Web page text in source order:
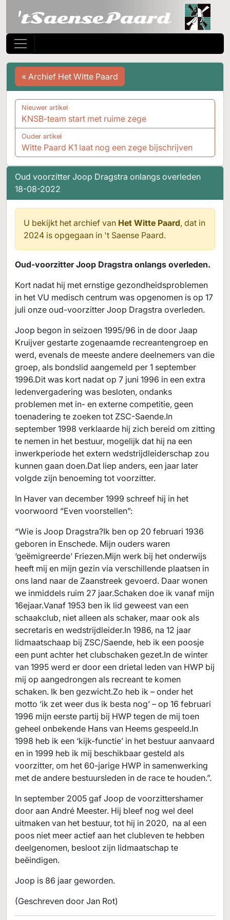
Oud voorzitter Joop Dragstra onlangs overleden
18-08-2022
U bekijkt het archief van Het Witte Paard, dat in
2024 is opgegaan in 't Saense Paard.
Oud-voorzitter Joop Dragstra onlangs overleden.
Kort nadat hij met ernstige gezondheidsproblemen
in het VU medisch centrum was opgenomen is op 17
juli onze oud-voorzitter Joop Dragstra overleden.
Joop begon in seizoen 1995/96 in de door Jaap
Kruijver gestarte zogenaamde recreantengroep en
werd, evenals de meeste andere deelnemers van die
groep, als bondslid aangemeld per 1 september
1996.Dit was kort nadat op 7 juni 1996 in een extra
ledenvergadering was besloten, ondanks
problemen met in- en externe competitie, geen
toenadering te zoeken tot ZSC-Saende.In
september 1998 verklaarde hij zich bereid om zitting
te nemen in het bestuur, mogelijk dat hij na een
inwerkperiode het extern wedstrijdleiderschap zou
kunnen gaan doen.Dat liep anders, een jaar later
volgde zijn benoeming tot voorzitter.
In Haver van december 1999 schreef hij in het
voorwoord “Even voorstellen”:
“Wie is Joop Dragstra?Ik ben op 20 februari 1936
geboren in Enschede. Mijn ouders waren
‘geëmigreerde’ Friezen.Mijn werk bij het onderwijs
heeft mij en mijn gezin via verschillende plaatsen in
ons land naar de Zaanstreek gevoerd. Daar wonen
we inmiddels ruim 27 jaar.Schaken doe ik vanaf mijn
16ejaar.Vanaf 1953 ben ik lid geweest van een
schaakclub, niet alleen als schaker, maar ook als
secretaris en wedstrijdleider.In 1986, na 12 jaar
lidmaatschaap bij ZSC/Saende, heb ik een poosje
een punt achter het clubschaken gezet.In de winter
van 1995 werd er door een drietal leden van HWP bij
mij op aangedrongen als recreant te komen
schaken. Ik ben gezwicht.Zo heb ik – onder het
motto ‘ik zet weer dus ik besta nog’ – op 16 februari
1996 mijn eerste partij bij HWP tegen de mij toen
geheel onbekende Hans van Heems gespeeld.In
1998 heb ik een ‘kijk-functie’ in het bestuur aanvaard
en in 1999 heb ik mij beschikbaar gesteld als
voorzitter, om het 60-jarige HWP in samenwerking
met de andere bestuursleden in de race te houden.”.
In september 2005 gaf Joop de voorzittershamer
door aan André Meester. Hij bleef nog wel deel
uitmaken van het bestuur, tot hij in 2020, na al een
poos niet meer actief aan het clubleven te hebben
deelgenomen, besloot zijn lidmaatschap te
beëindigen.
Joop is 86 jaar geworden.
(Geschreven door Jan Rot)
« Archief Het Witte Paard
Nieuwer artikel
KNSB-team start met ruime zege
Ouder artikel
Witte Paard K1 laat nog een zege bijschrijven